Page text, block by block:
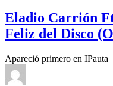
Eladio Carrión
Feliz del Disco
Apareció primero en IPauta